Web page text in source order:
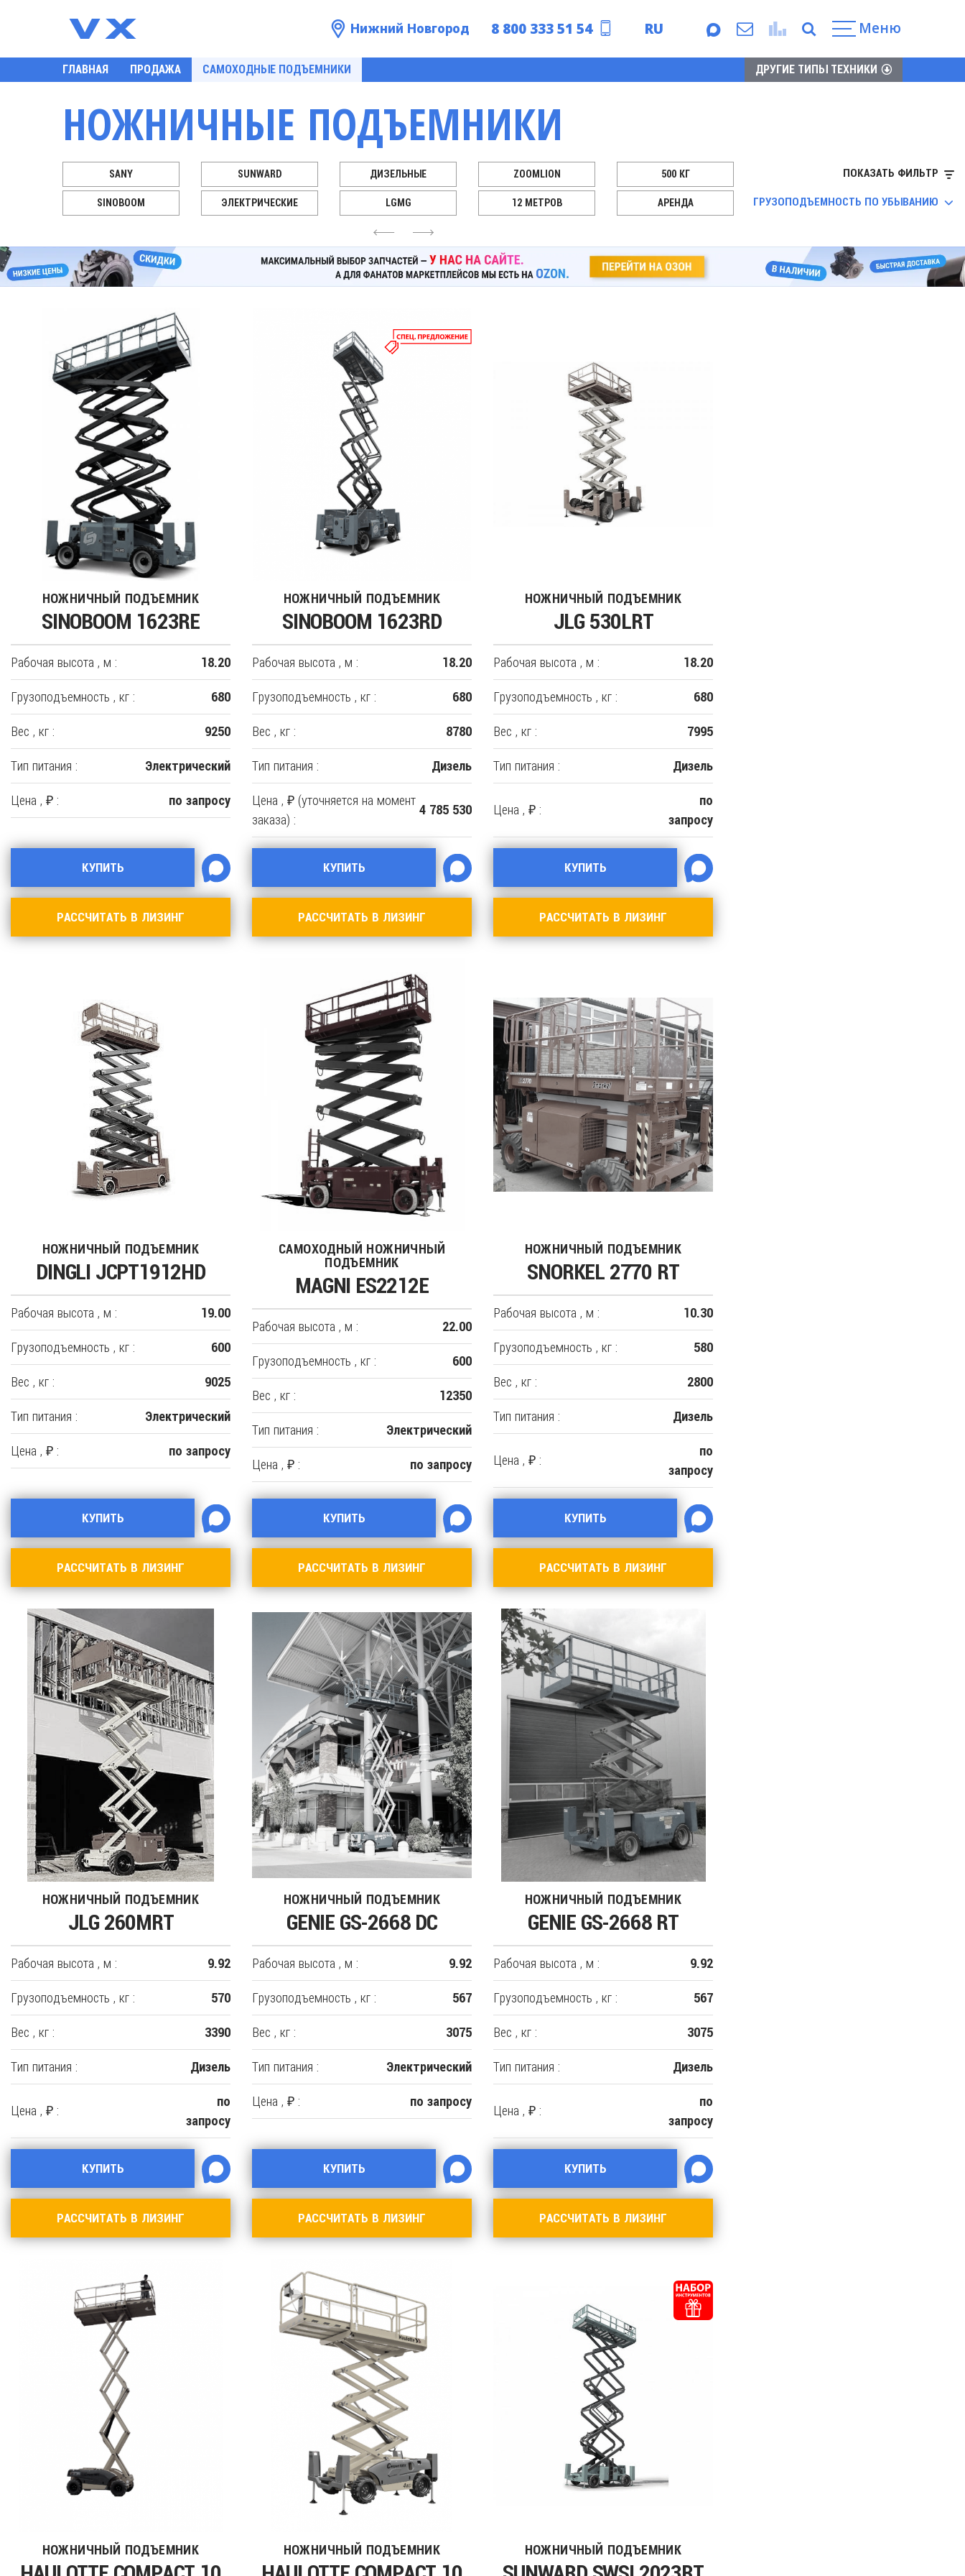
Нижний Новгород 8 800 333 51 54
RU
EN
Меню
ГЛАВНАЯ ПРОДАЖА САМОХОДНЫЕ ПОДЪЕМНИКИ ДРУГИЕ ТИПЫ ТЕХНИКИ
НОЖНИЧНЫЕ ПОДЪЕМНИКИ
4
SANY
SINOBOOM
SUNWARD
ЭЛЕКТРИЧЕСКИЕ
ДИЗЕЛЬНЫЕ
LGMG
ZOOMLION
12 МЕТРОВ
500 КГ
АРЕНДА
ЭЛЕКТРОПРИВОД
HAULOTTE
SANY
6
ПОКАЗАТЬ ФИЛЬТР
ГРУЗОПОДЪЕМНОСТЬ ПО УБЫВАНИЮ
НОЖНИЧНЫЙ ПОДЪЕМНИК
SINOBOOM 1623RE
Рабочая высота , м : 18.20
Грузоподъемность , кг : 680
Вес , кг : 9250
Тип питания : Электрический
Цена , ₽ : по запросу
КУПИТЬ
РАССЧИТАТЬ В ЛИЗИНГ
НОЖНИЧНЫЙ ПОДЪЕМНИК
SINOBOOM 1623RD
Рабочая высота , м : 18.20
Грузоподъемность , кг : 680
Вес , кг : 8780
Тип питания : Дизель
Цена , ₽ (уточняется на момент
заказа) :
4 785 530
КУПИТЬ
РАССЧИТАТЬ В ЛИЗИНГ
НОЖНИЧНЫЙ ПОДЪЕМНИК
JLG 530LRT
Рабочая высота , м : 18.20
Грузоподъемность , кг : 680
Вес , кг : 7995
Тип питания : Дизель
Цена , ₽ :
по
запросу
КУПИТЬ
РАССЧИТАТЬ В ЛИЗИНГ
НОЖНИЧНЫЙ ПОДЪЕМНИК
DINGLI JCPT1912HD
Рабочая высота , м : 19.00
Грузоподъемность , кг : 600
Вес , кг : 9025
Тип питания : Электрический
Цена , ₽ : по запросу
КУПИТЬ
РАССЧИТАТЬ В ЛИЗИНГ
САМОХОДНЫЙ НОЖНИЧНЫЙ
ПОДЪЕМНИК
MAGNI ES2212E
Рабочая высота , м : 22.00
Грузоподъемность , кг : 600
Вес , кг : 12350
Тип питания : Электрический
Цена , ₽ : по запросу
КУПИТЬ
РАССЧИТАТЬ В ЛИЗИНГ
НОЖНИЧНЫЙ ПОДЪЕМНИК
SNORKEL 2770 RT
Рабочая высота , м : 10.30
Грузоподъемность , кг : 580
Вес , кг : 2800
Тип питания : Дизель
Цена , ₽ :
по
запросу
КУПИТЬ
РАССЧИТАТЬ В ЛИЗИНГ
НОЖНИЧНЫЙ ПОДЪЕМНИК
JLG 260MRT
Рабочая высота , м : 9.92
Грузоподъемность , кг : 570
Вес , кг : 3390
Тип питания : Дизель
Цена , ₽ :
по
запросу
КУПИТЬ
РАССЧИТАТЬ В ЛИЗИНГ
НОЖНИЧНЫЙ ПОДЪЕМНИК
GENIE GS-2668 DC
Рабочая высота , м : 9.92
Грузоподъемность , кг : 567
Вес , кг : 3075
Тип питания : Электрический
Цена , ₽ : по запросу
КУПИТЬ
РАССЧИТАТЬ В ЛИЗИНГ
НОЖНИЧНЫЙ ПОДЪЕМНИК
GENIE GS-2668 RT
Рабочая высота , м : 9.92
Грузоподъемность , кг : 567
Вес , кг : 3075
Тип питания : Дизель
Цена , ₽ :
по
запросу
КУПИТЬ
РАССЧИТАТЬ В ЛИЗИНГ
НОЖНИЧНЫЙ ПОДЪЕМНИК НОЖНИЧНЫЙ ПОДЪЕМНИК НОЖНИЧНЫЙ ПОДЪЕМНИК